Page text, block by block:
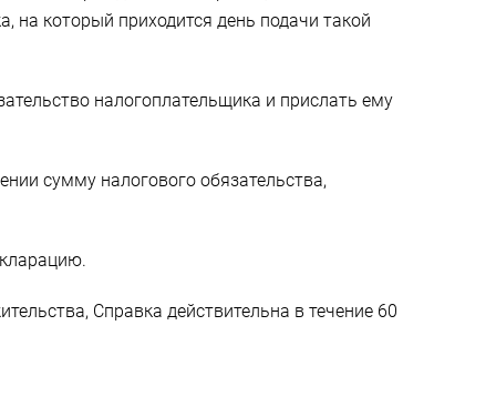
на который приходится день подачи такой
налогоплательщика и прислать ему
сумму налогового обязательства,
Справка действительна в течение 60